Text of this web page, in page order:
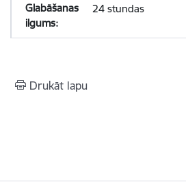
24 stundas
Drukāt lapu